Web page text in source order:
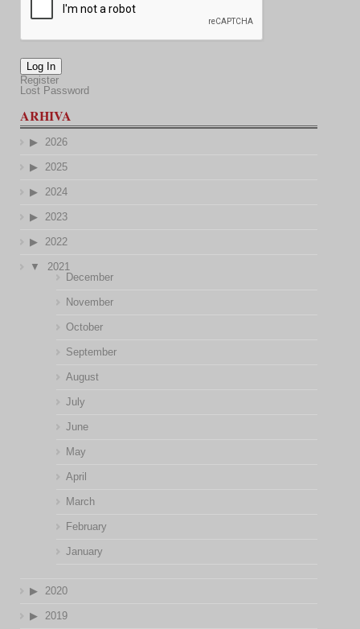
Log In
Register
Lost Password
ARHIVA
2026
2025
2024
2023
2022
2021
December
November
October
September
August
July
June
May
April
March
February
January
2020
2019